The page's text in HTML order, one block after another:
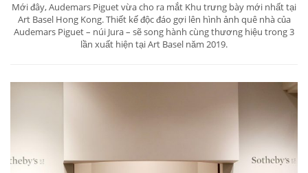
Mới đây, Audemars Piguet vừa cho ra mắt Khu trưng bày mới nhất tại
Art Basel Hong Kong. Thiết kế độc đáo gợi lên hình ảnh quê nhà của
Audemars Piguet – núi Jura – sẽ song hành cùng thương hiệu trong 3
lần xuất hiện tại Art Basel năm 2019.